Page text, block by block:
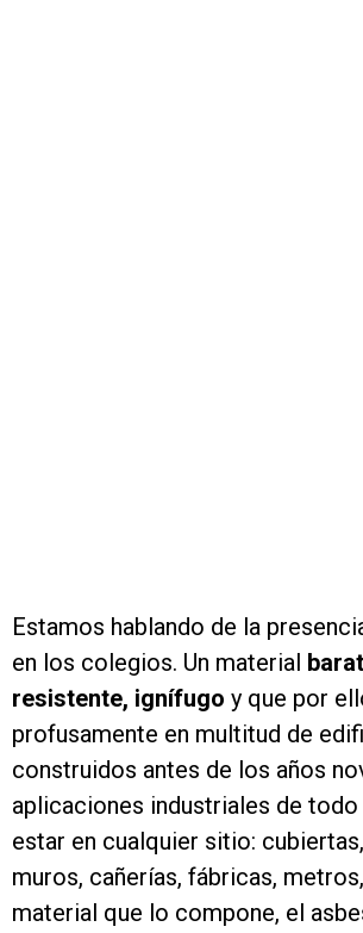
Estamos hablando de la
en los colegios. Un material
resistente, ignífugo y que por
profusamente en multitud de
construidos antes de los años
aplicaciones industriales de
estar en cualquier sitio:
muros, cañerías, fábricas,
material que lo compone, el